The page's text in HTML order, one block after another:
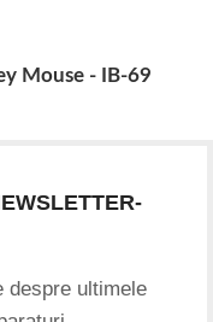
Mouse - IB-69
despre ultimele